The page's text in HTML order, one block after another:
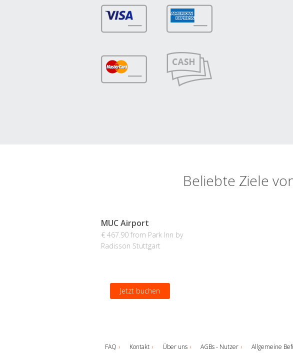
Beliebte Ziele
MUC Airport
€ 467.90 from Park Inn by
Radisson Stuttgart
Jetzt buchen
FAQ Kontakt Über uns AGBs - Nutzer Allgemeine